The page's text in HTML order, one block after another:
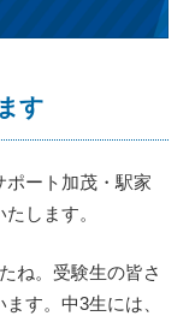
す
ポート加茂・駅家
します。
ね。受験生の皆さ
す。中3生には、